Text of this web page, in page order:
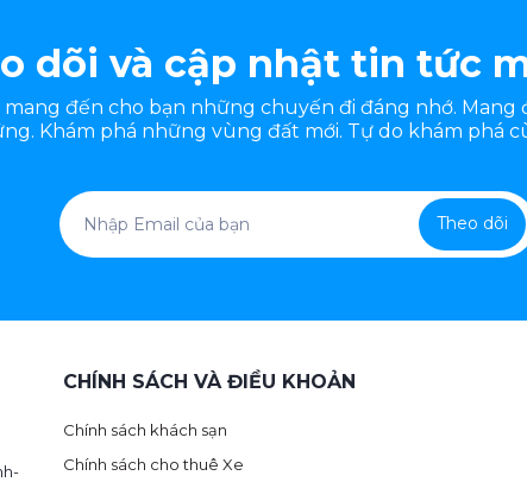
dõi và cập nhật tin tức
đến cho bạn những chuyến đi đáng nhớ.
Khám phá những vùng đất mới. Tự do khám phá
Theo dõi
CHÍNH SÁCH VÀ ĐIỀU KHOẢN
Chính sách khách sạn
Chính sách cho thuê Xe